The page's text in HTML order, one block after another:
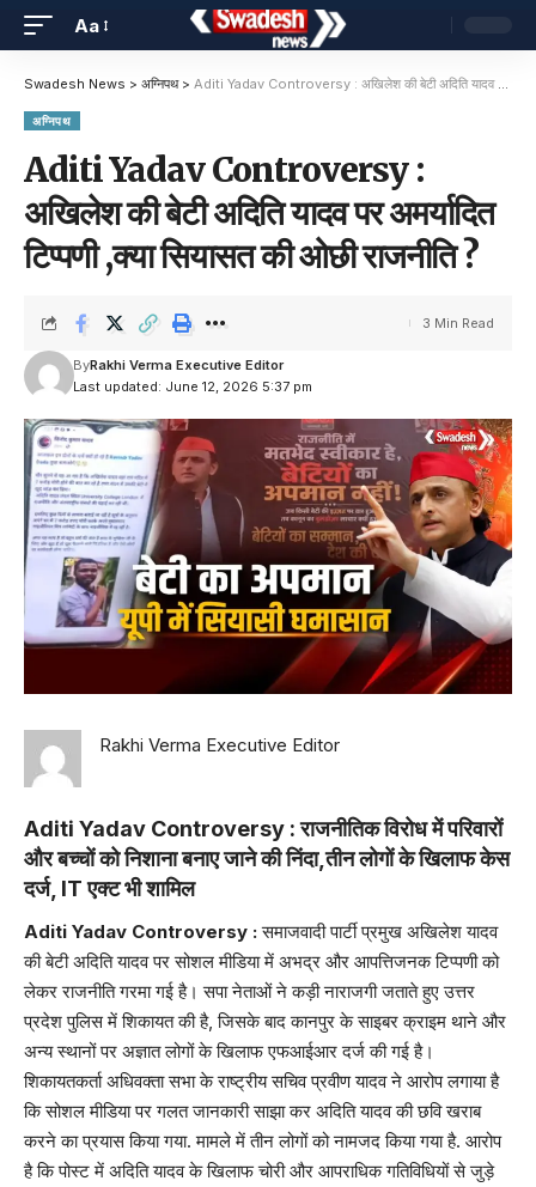
Aa
Swadesh News > अग्निपथ> Aditi Yadav Controversy : अखिलेश की बेटी अदिति यादव पर अमर्यादित टिप्पणी ,क्या सियासत की ओछी राजनीति ?
अग्निपथ
Aditi Yadav Controversy :
अखिलेश की बेटी अदिति यादव पर अमर्यादित
टिप्पणी ,क्या सियासत की ओछी राजनीति ?
Last updated: June 12, 2026 5:37 pm
ByRakhi Verma Executive Editor
3 Min Read
Rakhi Verma Executive Editor
Aditi Yadav Controversy :राजनीतिक विरोध में परिवारों
और बच्चों को निशाना बनाए जाने की निंदा,तीन लोगों के खिलाफ केस
दर्ज, IT एक्ट भी शामिल
Aditi Yadav Controversy :समाजवादी पार्टी प्रमुख अखिलेश यादव
की बेटी अदिति यादव पर सोशल मीडिया में अभद्र और आपत्तिजनक टिप्पणी को
लेकर राजनीति गरमा गई है। सपा नेताओं ने कड़ी नाराजगी जताते हुए उत्तर
प्रदेश पुलिस में शिकायत की है, जिसके बाद कानपुर के साइबर क्राइम थाने और
अन्य स्थानों पर अज्ञात लोगों के खिलाफ एफआईआर दर्ज की गई है।
शिकायतकर्ता अधिवक्ता सभा के राष्ट्रीय सचिव प्रवीण यादव ने आरोप लगाया है
कि सोशल मीडिया पर गलत जानकारी साझा कर अदिति यादव की छवि खराब
करने का प्रयास किया गया. मामले में तीन लोगों को नामजद किया गया है. आरोप
है कि पोस्ट में अदिति यादव के खिलाफ चोरी और आपराधिक गतिविधियों से जुड़े